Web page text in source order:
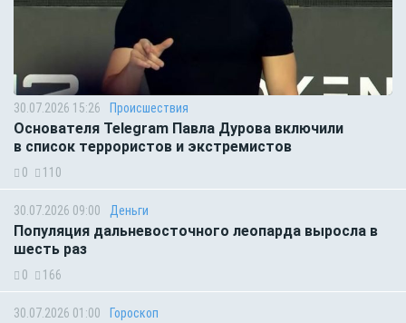
30.07.2026 15:26 Происшествия
Основателя Telegram Павла Дурова включили
в список террористов и экстремистов
0 110
30.07.2026 09:00 Деньги
Популяция дальневосточного леопарда выросла в
шесть раз
0 166
30.07.2026 01:00 Гороскоп